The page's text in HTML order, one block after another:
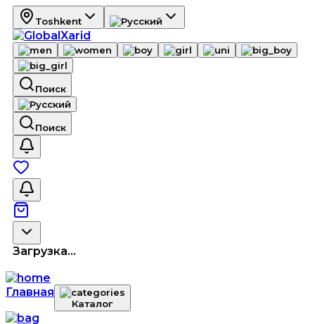
Toshkent
Поиск
Поиск
Загрузка...
Главная
Каталог